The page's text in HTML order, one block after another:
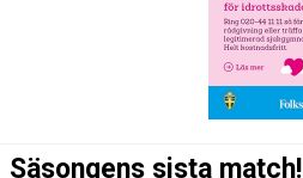
Säsongens sista match!